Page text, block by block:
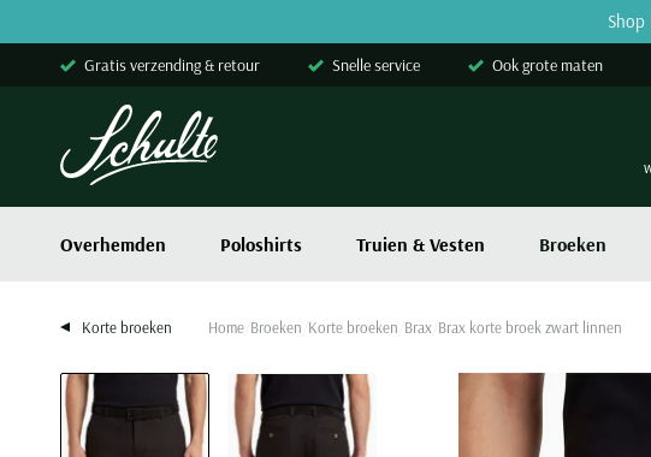
Shop
Gratis verzending & retour Snelle service Ook grote maten
Overhemden Poloshirts Truien & Vesten Broeken
Korte broeken Home Broeken Korte broeken Brax Brax korte broek zwart linnen